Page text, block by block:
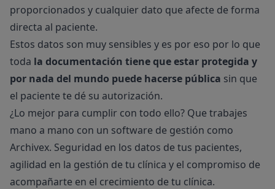
proporcionados y cualquier dato que afecte de forma
directa al paciente.
Estos datos son muy sensibles y es por eso por lo que
toda la documentación tiene que estar protegida y
por nada del mundo puede hacerse pública sin que
el paciente te dé su autorización.
¿Lo mejor para cumplir con todo ello? Que trabajes
mano a mano con un software de gestión como
Archivex. Seguridad en los datos de tus pacientes,
agilidad en la gestión de tu clínica y el compromiso de
acompañarte en el crecimiento de tu clínica.